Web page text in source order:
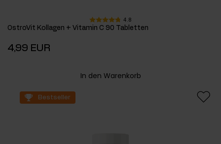
4.8
OstroVit Kollagen + Vitamin C 90 Tabletten
4,99 EUR
In den Warenkorb
Bestseller